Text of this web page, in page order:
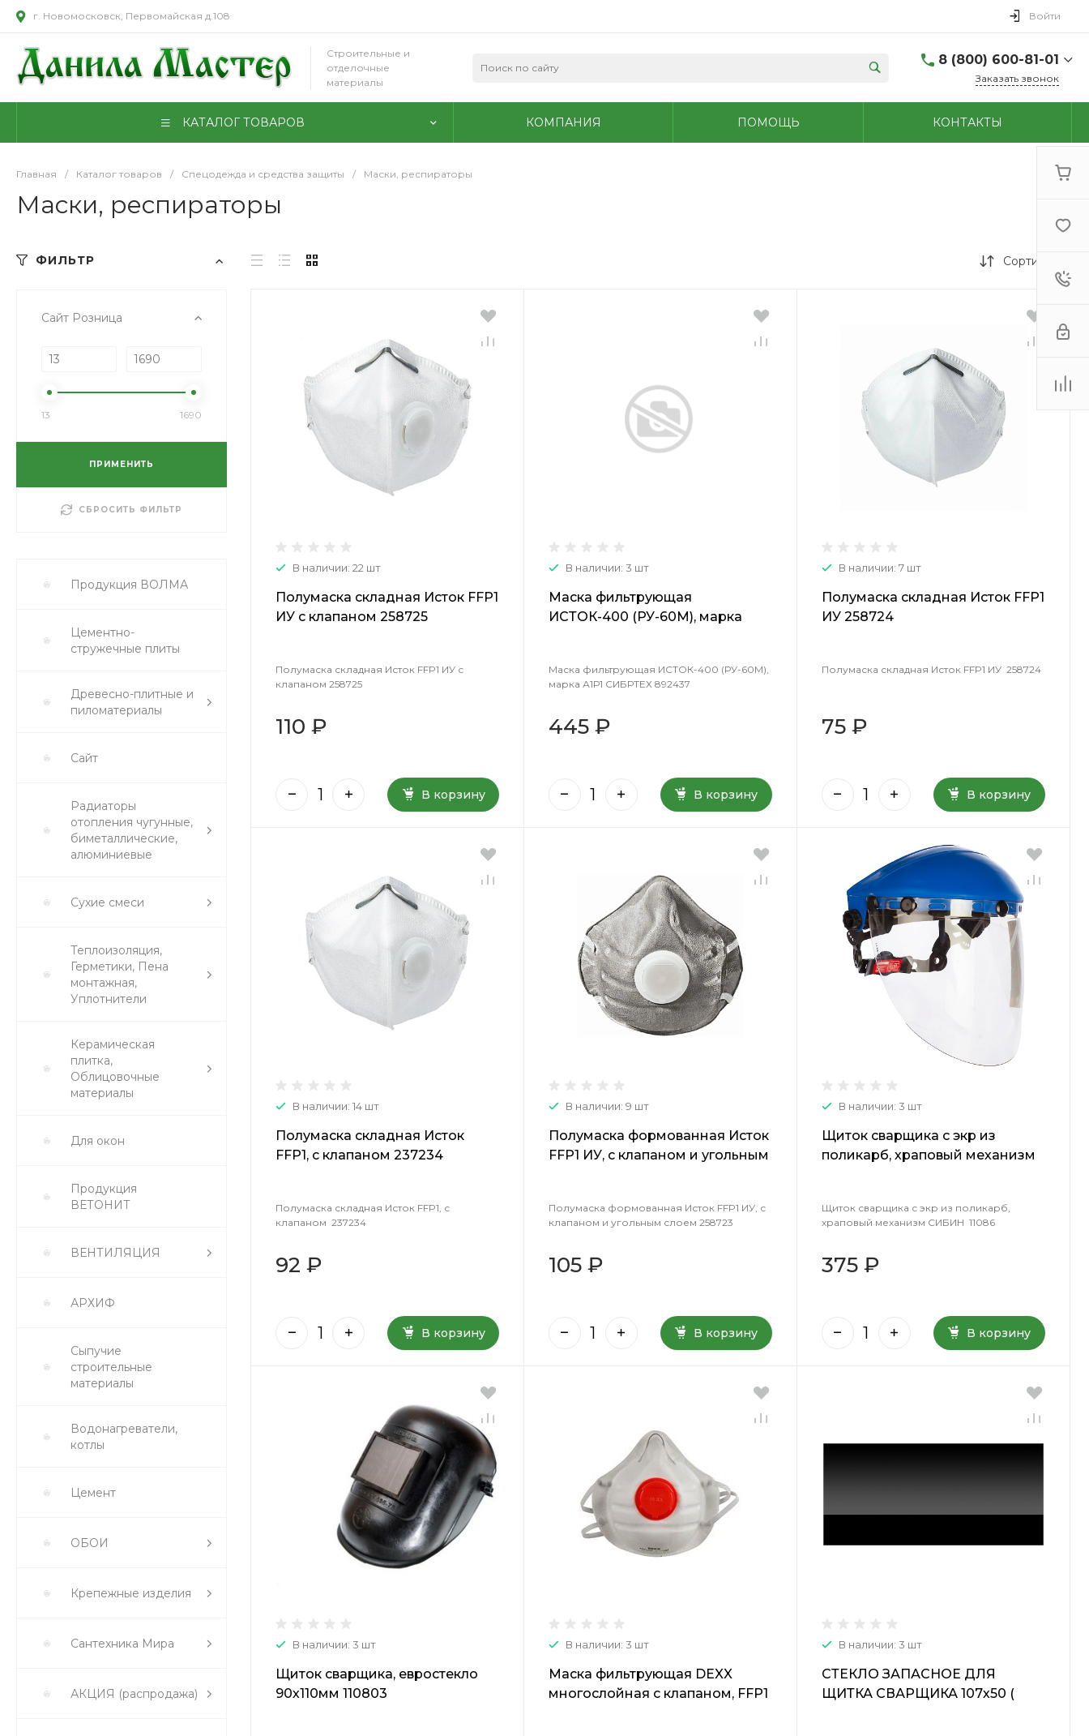
г. Новомосковск, Первомайская д.108 Войти
Строительные и
отделочные
материалы
8 (800) 600-81-01
г. Новомосковск,
9.00-18.00
г. Узловая, Базарная
Пн - Сб: 9.00-17.00 Вс:
(48735) 4-03-85
г. Кимовск,
Первомайская д.41
Пн - Сб: 9.00-17.00 Вс:
Заказать звонок
КАТАЛОГ ТОВАРОВ КОМПАНИЯ ПОМОЩЬ КОНТАКТЫ
Главная / Каталог товаров / Спецодежда и средства защиты / Маски, респираторы
Маски, респираторы
ФИЛЬТР
Сайт Розница
13 1690
ПРИМЕНИТЬ
СБРОСИТЬ ФИЛЬТР
Продукция ВОЛМА
Цементно-
стружечные плиты
Древесно-плитные и
пиломатериалы
Сайт
Радиаторы
отопления чугунные,
биметаллические,
алюминиевые
Сухие смеси
Теплоизоляция,
Герметики, Пена
монтажная,
Уплотнители
Керамическая
плитка,
Облицовочные
материалы
Для окон
Продукция
ВЕТОНИТ
ВЕНТИЛЯЦИЯ
АРХИФ
Сыпучие
строительные
материалы
Водонагреватели,
котлы
Цемент
ОБОИ
Крепежные изделия
Сантехника Мира
АКЦИЯ (распродажа)
Сортировка
В наличии: 22 шт
Полумаска складная Исток FFP1
ИУ с клапаном 258725
Полумаска складная Исток FFP1 ИУ с
клапаном 258725
110 ₽
В корзину
В наличии: 3 шт
Маска фильтрующая
ИСТОК-400 (РУ-60М), марка
Маска фильтрующая ИСТОК-400 (РУ-60М),
марка А1Р1 СИБРТЕХ 892437
445 ₽
В корзину
В наличии: 7 шт
Полумаска складная Исток FFP1
ИУ 258724
Полумаска складная Исток FFP1 ИУ 258724
75 ₽
В корзину
В наличии: 14 шт
Полумаска складная Исток
FFP1, с клапаном 237234
Полумаска складная Исток FFP1, с
клапаном 237234
92 ₽
В корзину
В наличии: 9 шт
Полумаска формованная Исток
FFP1 ИУ, с клапаном и угольным
Полумаска формованная Исток FFP1 ИУ, с
клапаном и угольным слоем 258723
105 ₽
В корзину
В наличии: 3 шт
Щиток сварщика с экр из
поликарб, храповый механизм
Щиток сварщика с экр из поликарб,
храповый механизм СИБИН 11086
375 ₽
В корзину
В наличии: 3 шт
Щиток сварщика, евростекло
90х110мм 110803
В наличии: 3 шт
Маска фильтрующая DEXX
многослойная c клапаном, FFP1
В наличии: 3 шт
СТЕКЛО ЗАПАСНОЕ ДЛЯ
ЩИТКА СВАРЩИКА 107х50 (